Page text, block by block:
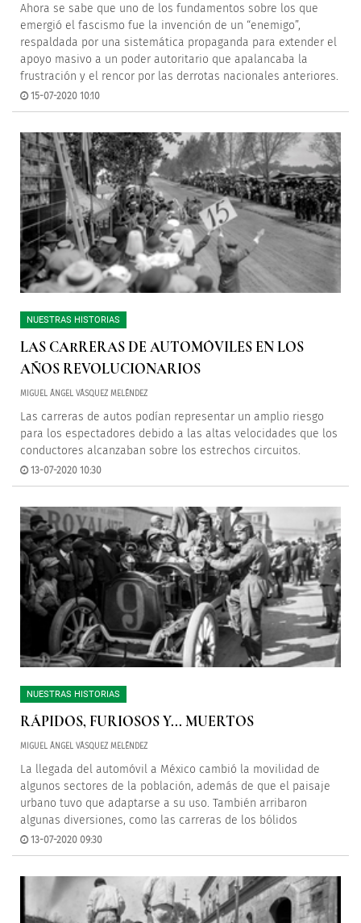
Ahora se sabe que uno de los fundamentos sobre los que
emergió el fascismo fue la invención de un “enemigo”,
respaldada por una sistemática propaganda para extender el
apoyo masivo a un poder autoritario que apalancaba la
frustración y el rencor por las derrotas nacionales anteriores.
15-07-2020 10:10
NUESTRAS HISTORIAS
LAS CARRERAS DE AUTOMÓVILES EN LOS
AÑOS REVOLUCIONARIOS
MIGUEL ÁNGEL VÁSQUEZ MELÉNDEZ
Las carreras de autos podían representar un amplio riesgo
para los espectadores debido a las altas velocidades que los
conductores alcanzaban sobre los estrechos circuitos.
13-07-2020 10:30
NUESTRAS HISTORIAS
RÁPIDOS, FURIOSOS Y... MUERTOS
MIGUEL ÁNGEL VÁSQUEZ MELÉNDEZ
La llegada del automóvil a México cambió la movilidad de
algunos sectores de la población, además de que el paisaje
urbano tuvo que adaptarse a su uso. También arribaron
algunas diversiones, como las carreras de los bólidos
13-07-2020 09:30